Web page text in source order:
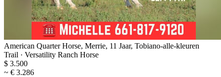
American Quarter Horse, Merrie, 11 Jaar, Tobiano-alle-kleuren
Trail · Versatility Ranch Horse
$ 3.500
~ € 3.286